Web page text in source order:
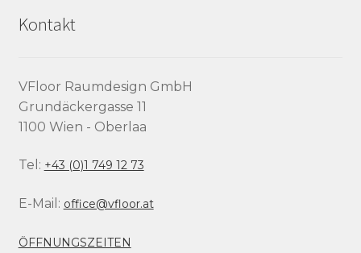
Kontakt
VFloor Raumdesign GmbH
Grundäckergasse 11
1100 Wien - Oberlaa
Tel: +43 (0)1 749 12 73
E-Mail: office@vfloor.at
ÖFFNUNGSZEITEN